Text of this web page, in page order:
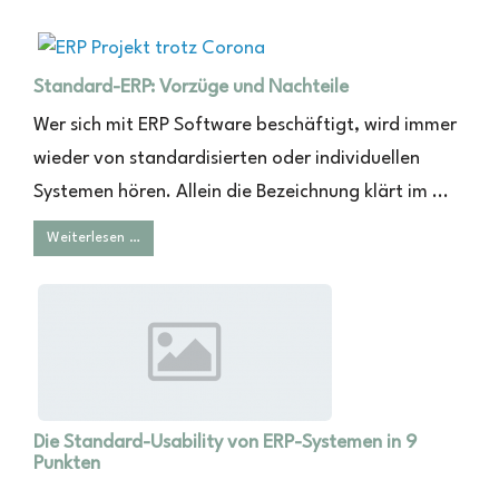
Standard-ERP: Vorzüge und Nachteile
Wer sich mit ERP Software beschäftigt, wird immer
wieder von standardisierten oder individuellen
Systemen hören. Allein die Bezeichnung klärt im ...
Weiterlesen …
Die Standard-Usability von ERP-Systemen in 9
Punkten